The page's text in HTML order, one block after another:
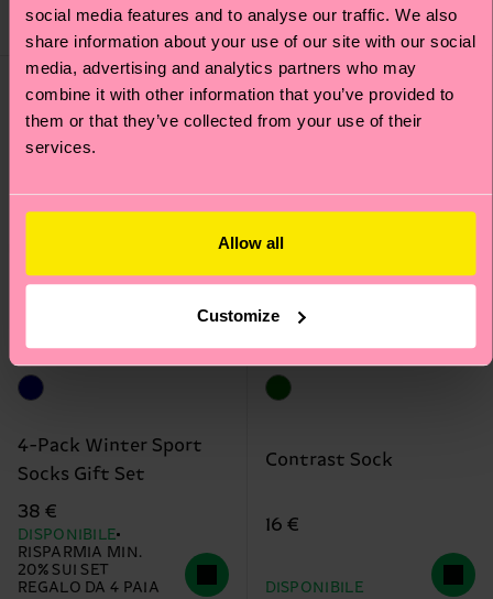
social media features and to analyse our traffic. We also
share information about your use of our site with our social
media, advertising and analytics partners who may
combine it with other information that you’ve provided to
them or that they’ve collected from your use of their
services.
Allow all
Customize
DISPONIBILE
4-Pack Winter Sport
Socks Gift Set
38 €
DISPONIBILE
RISPARMIA MIN.
20% SUI SET
REGALO DA 4 PAIA
Contrast Sock
16 €
DISPONIBILE